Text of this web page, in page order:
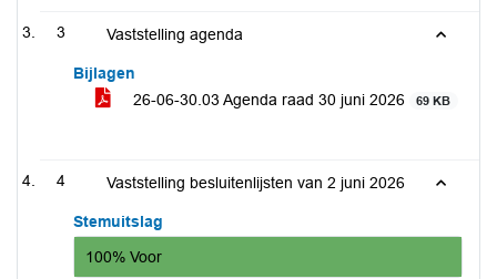
3 Vaststelling agenda
Bijlagen
26-06-30.03 Agenda raad 30 juni 2026
69 KB
4 Vaststelling besluitenlijsten van 2 juni 2026
Stemuitslag
100% Voor